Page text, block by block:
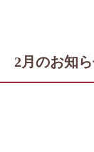
2月のお知